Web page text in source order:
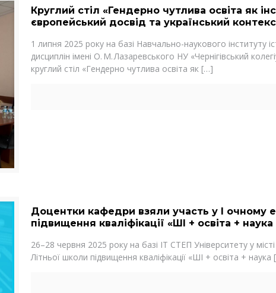
Круглий стіл «Гендерно чутлива освіта як
європейський досвід та український
1 липня 2025 року на базі Навчально-наукового інституту
дисциплін імені О. М. Лазаревського НУ «Чернігівський
круглий стіл «Гендерно чутлива освіта як[…]
Доцентки кафедри взяли участь у І очному
підвищення кваліфікації «ШІ + освіта + наука
26–28 червня 2025 року на базі ІТ СТЕП Університету у
Літньої школи підвищення кваліфікації «ШІ + освіта + наука